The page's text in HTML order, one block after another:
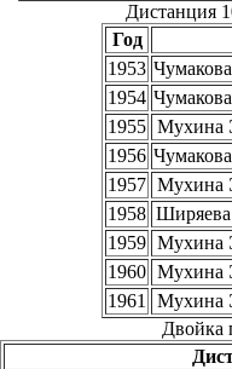
Дистанция
Год
1953
1954
1955 Мухина
1956
1957 Мухина
1958
1959 Мухина
1960 Мухина
1961
Мухина
Двойка